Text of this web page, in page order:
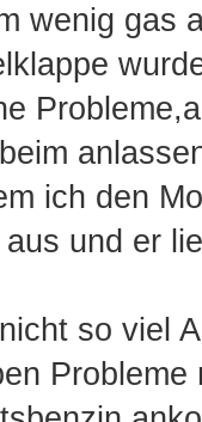
wenig gas
ich den
und er
so viel